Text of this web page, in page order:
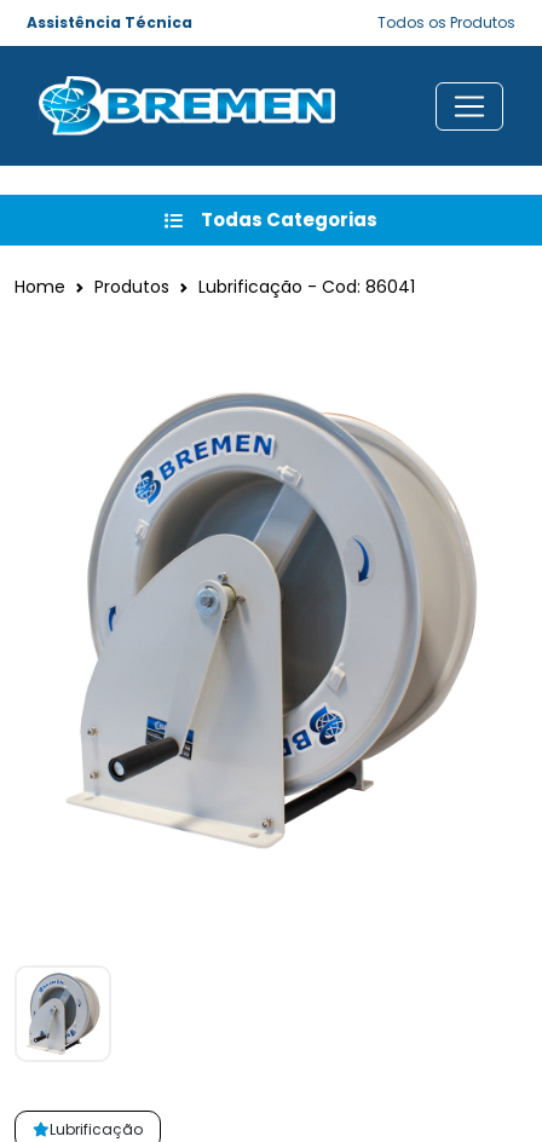
Assistência Técnica Todos os Produtos
Todas Categorias
Home Produtos Lubrificação - Cod: 86041
Lubrificação